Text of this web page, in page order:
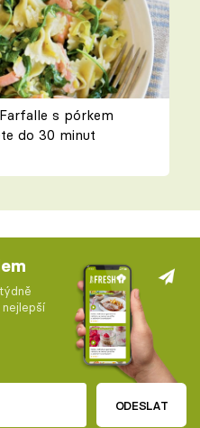
s pórkem
do 30 minut
ODESLAT